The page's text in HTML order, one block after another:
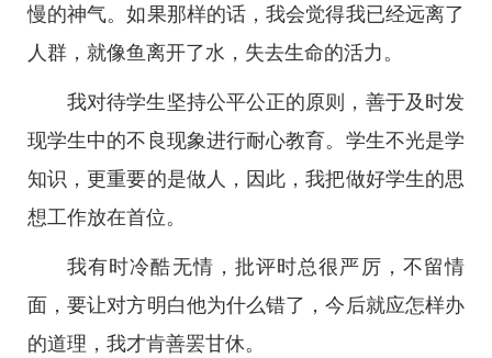
慢的神气。如果那样的话，我会觉得我已经远离了
人群，就像鱼离开了水，失去生命的活力。
我对待学生坚持公平公正的原则，善于及时发
现学生中的不良现象进行耐心教育。学生不光是学
知识，更重要的是做人，因此，我把做好学生的思
想工作放在首位。
我有时冷酷无情，批评时总很严厉，不留情
面，要让对方明白他为什么错了，今后就应怎样办
的道理，我才肯善罢甘休。